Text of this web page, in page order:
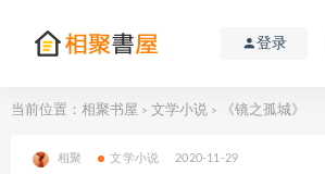
登录
当前位置： 相聚书屋 > 文学小说 > 《镜之孤城》
相聚 文学小说 2020-11-29